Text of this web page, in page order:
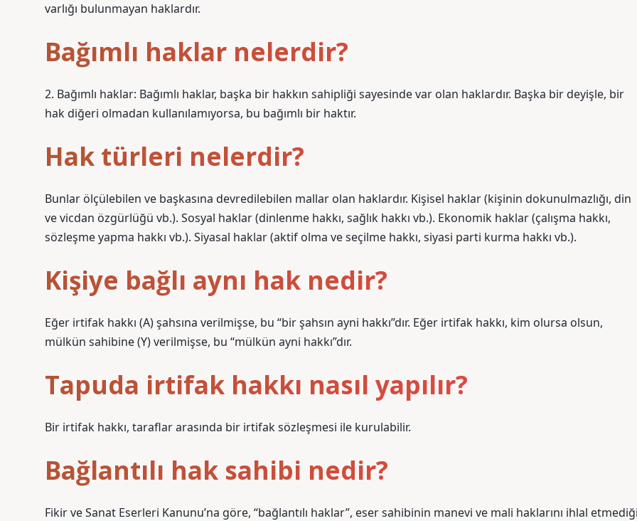
varlığı bulunmayan haklardır.
Bağımlı haklar nelerdir?
2. Bağımlı haklar: Bağımlı haklar, başka bir hakkın sahipliği sayesinde var olan haklardır. Başka bir deyişle, bir
hak diğeri olmadan kullanılamıyorsa, bu bağımlı bir haktır.
Hak türleri nelerdir?
Bunlar ölçülebilen ve başkasına devredilebilen mallar olan haklardır. Kişisel haklar (kişinin dokunulmazlığı, din
ve vicdan özgürlüğü vb.). Sosyal haklar (dinlenme hakkı, sağlık hakkı vb.). Ekonomik haklar (çalışma hakkı,
sözleşme yapma hakkı vb.). Siyasal haklar (aktif olma ve seçilme hakkı, siyasi parti kurma hakkı vb.).
Kişiye bağlı aynı hak nedir?
Eğer irtifak hakkı (A) şahsına verilmişse, bu “bir şahsın ayni hakkı”dır. Eğer irtifak hakkı, kim olursa olsun,
mülkün sahibine (Y) verilmişse, bu “mülkün ayni hakkı”dır.
Tapuda irtifak hakkı nasıl yapılır?
Bir irtifak hakkı, taraflar arasında bir irtifak sözleşmesi ile kurulabilir.
Bağlantılı hak sahibi nedir?
Fikir ve Sanat Eserleri Kanunu’na göre, “bağlantılı haklar”, eser sahibinin manevi ve mali haklarını ihlal